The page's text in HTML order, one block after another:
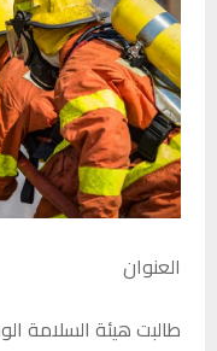
العنوان
طالبت هيئة السلامة